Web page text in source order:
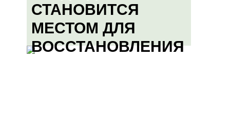
СТАНОВИТСЯ
МЕСТОМ ДЛЯ
ВОССТАНОВЛЕНИЯ